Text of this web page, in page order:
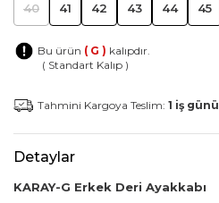
40 41 42 43 44 45
Bu ürün ( G ) kalıpdır.
( Standart Kalıp )
Tahmini Kargoya Teslim: 1 iş günü
Detaylar
KARAY-G Erkek Deri Ayakkabı